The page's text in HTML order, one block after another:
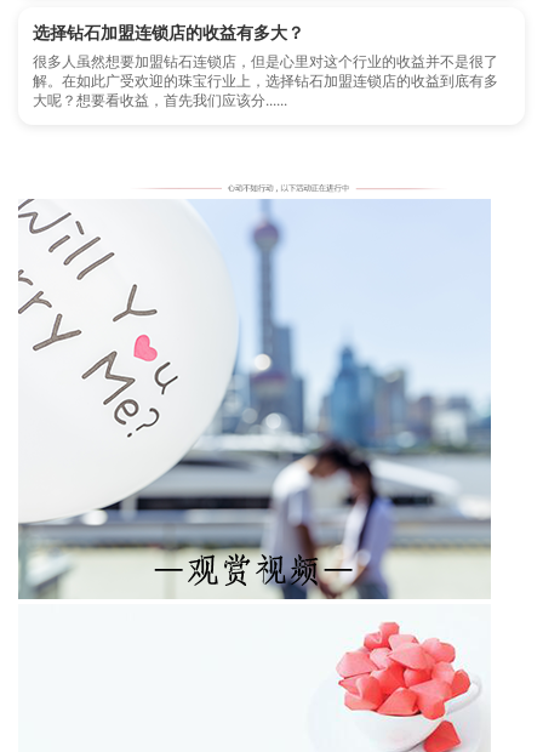
选择钻石加盟连锁店的收益有多大？
很多人虽然想要加盟钻石连锁店，但是心里对这个行业的收益并不是很了
解。在如此广受欢迎的珠宝行业上，选择钻石加盟连锁店的收益到底有多
大呢？想要看收益，首先我们应该分......